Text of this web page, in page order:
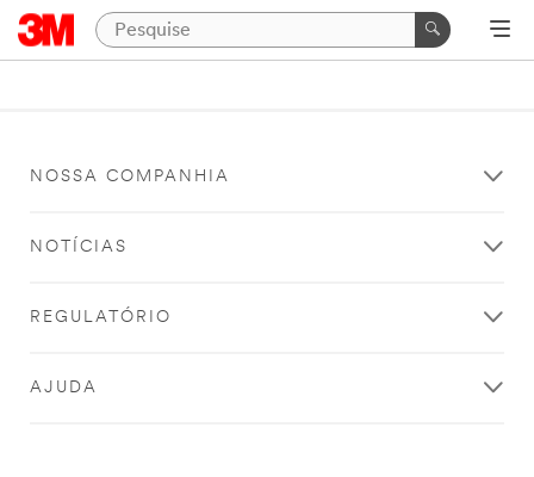
NOSSA COMPANHIA
NOTÍCIAS
REGULATÓRIO
AJUDA